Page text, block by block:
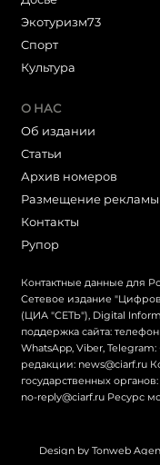
Экотуризм73
Cпорт
Культура
О НАС
Об издании
Статьи
Архив номеров
Размещение рекламы
Контакты
Рупор
Контактные данные для
Сетевое издание
(ЦИА "СЕТЬ"), Digital
поддержка сайта:
WhatsApp, Viber,
редакции: news@ciarf.ru
государственных
no-reply@ciarf.ru Ресурс
Design by Tonweb